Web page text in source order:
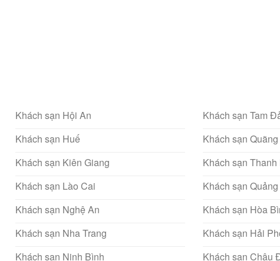
Khách sạn Hội An
Khách sạn Huế
Khách sạn Kiên Giang
Khách sạn Lào Cai
Khách sạn Nghệ An
Khách sạn Nha Trang
Khách sạn Ninh Bình
Khách sạn Tam
Khách sạn
Khách sạn Thanh
Khách sạn
Khách sạn Hòa
Khách sạn Hải
Khách sạn Châu